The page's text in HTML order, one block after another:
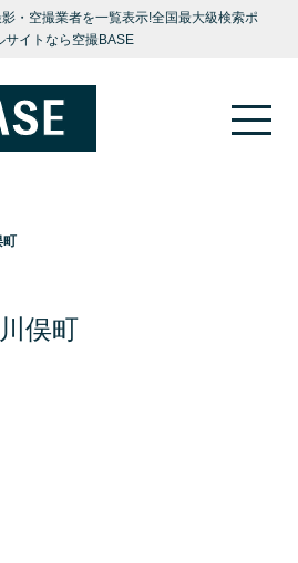
・空撮業者を一覧表示!全国最大級検索ポ
サイトなら空撮BASE
町
俣町